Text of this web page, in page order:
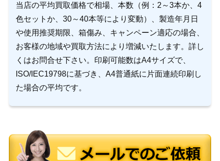
当店の平均買取価格で相場、本数（例：2～3本か、4
色セットか、30～40本等により変動）、製造年月日
や使用推奨期限、箱傷み、キャンペーン適応の場合、
お客様の地域や買取方法により増減いたします。詳し
くはお問合せ下さい。印刷可能数はA4サイズで、
ISO/IEC19798に基づき、A4普通紙に片面連続印刷し
た場合の平均です。